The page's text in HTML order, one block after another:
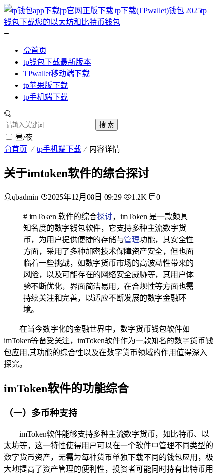
首页
tp钱包下载最新版本
TPwallet移动端下载
tp苹果版下载
tp手机端下载
搜 索
昼/夜
首页 tp手机端下载 内容详情
关于imtoken软件的综合探讨
qbadmin 2025年12月08日 09:29 1.2K 0
# imToken 软件的综合探讨，imToken 是一款颇具
知名度的数字钱包软件，它支持多种主流数字货
币，为用户提供便捷的存储与管理功能，其安全性
方面，采用了多种加密技术保障资产安全，但也面
临着一些挑战，如数字货币市场的高波动性带来的
风险，以及可能存在的网络安全威胁等，其用户体
验不断优化，界面简洁易用，在合规性等方面也需
持续关注和完善，以适应不断发展的数字金融环
境。
在当今数字化的金融世界中，数字货币钱包软件如
imToken等备受关注，imToken软件作为一款知名的数字货币钱
包应用,其功能的综合性以及在数字货币领域的作用值得深入
探究。
imToken软件的功能综合
（一）多币种支持
imToken软件能够支持多种主流数字货币，如比特币、以
太坊等，这一特性使得用户可以在一个软件中管理不同类型的
数字货币资产，无需为每种货币单独下载不同的钱包应用，极
大地提高了资产管理的便利性，投资者可能同时持有比特币用